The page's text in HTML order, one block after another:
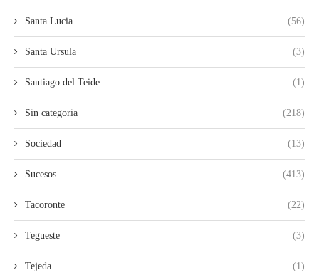
Santa Lucia (56)
Santa Ursula (3)
Santiago del Teide (1)
Sin categoria (218)
Sociedad (13)
Sucesos (413)
Tacoronte (22)
Tegueste (3)
Tejeda (1)